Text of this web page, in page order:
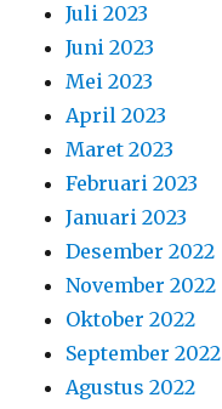
Juli 2023
Juni 2023
Mei 2023
April 2023
Maret 2023
Februari 2023
Januari 2023
Desember 2022
November 2022
Oktober 2022
September 2022
Agustus 2022